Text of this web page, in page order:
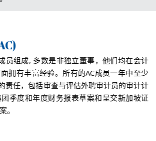
员组成, 多数是非独立董事，他们均在会计
拥有丰富经验。所有的AC成员一年中至少
责任，包括审查与评估外聘审计员的审计计
季度和年度财务报表草案和呈交新加坡证
。